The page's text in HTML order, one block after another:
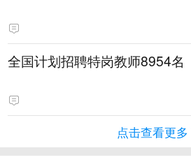
全国计划招聘特岗教师8954名
点击查看更多